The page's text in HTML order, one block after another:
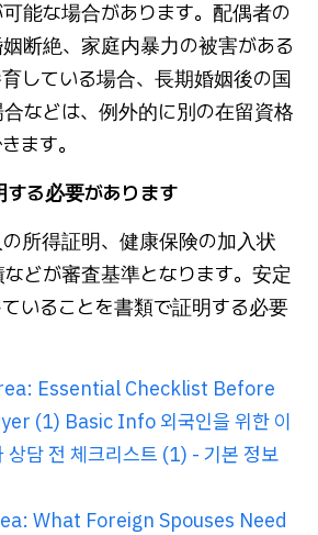
能な場合があります。配偶者の
断絶、家庭内暴力の被害がある
している場合、長期婚姻後の国
などは、例外的に別の在留資格
ます。
る必要があります
所得証明、健康保険の加入状
どが審査基準となります。安定
いることを書類で証明する必要
Essential Checklist Before
(1) Basic Info 외국인을 위한 이
상담 전 체크리스트 (1) - 기본 정보
What Foreign Spouses Need